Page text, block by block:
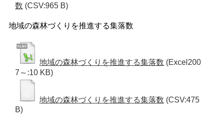
数 (CSV:965 B)
地域の森林づくりを推進する集落数
地域の森林づくりを推進する集落数 (Excel200
7～:10 KB)
地域の森林づくりを推進する集落数 (CSV:475
B)